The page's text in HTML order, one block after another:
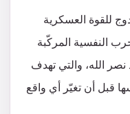
للقوة العسكرية
النفسية المركّبة
نصر الله، والتي تهدف
قبل أن تغيّر أي واقع